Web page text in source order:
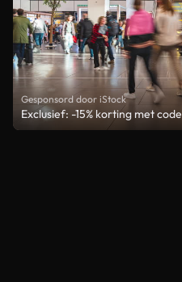
Gesponsord door iStock
Exclusief: -15% korting met code